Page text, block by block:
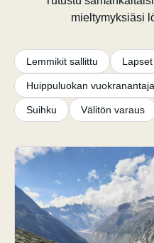
mieltymyksiäsi
Lemmikit sallittu
Huippuluokan vuokranantaja
Suihku Välitön varaus